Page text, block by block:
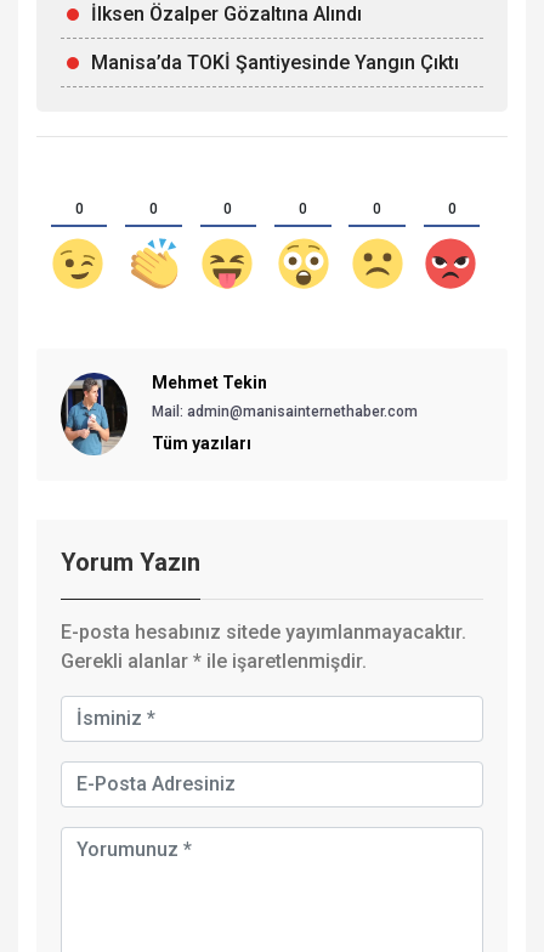
İlksen Özalper Gözaltına Alındı
Manisa’da TOKİ Şantiyesinde Yangın Çıktı
0 0 0 0 0 0
Mehmet Tekin
Mail: admin@manisainternethaber.com
Tüm yazıları
Yorum Yazın
E-posta hesabınız sitede yayımlanmayacaktır.
Gerekli alanlar * ile işaretlenmişdir.